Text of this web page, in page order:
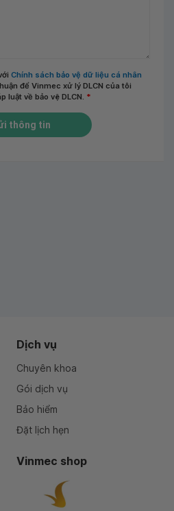
Chính sách bảo vệ dữ liệu cá nhân
để Vinmec xử lý DLCN của tôi
luật về bảo vệ DLCN. *
thông tin
Dịch vụ
Chuyên khoa
Gói dịch vụ
Bảo hiểm
Đặt lịch hẹn
Vinmec shop